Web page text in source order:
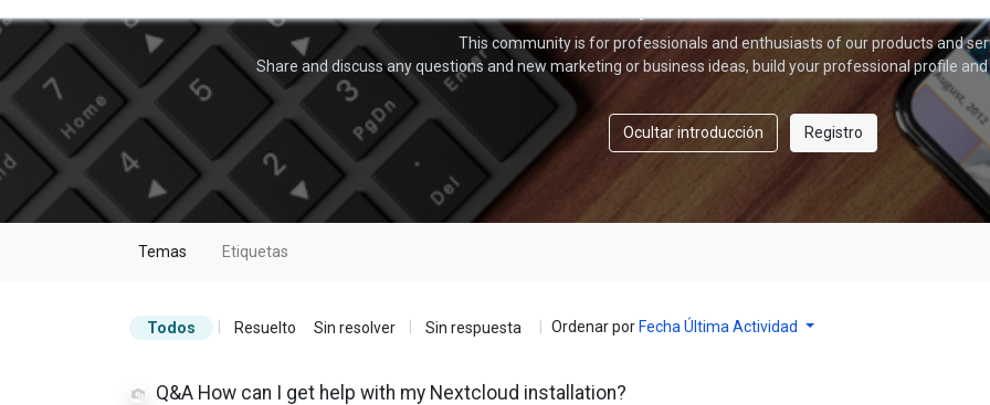
This community is for professionals and enthusiasts of our products and
Share and discuss any questions and new marketing or business ideas, build your professional profile
Ocultar introducción Registro
Temas Etiquetas
Todos | Resuelto Sin resolver | Sin respuesta Ordenar por Fecha Última Actividad
Q&A How can I get help with my Nextcloud installation?